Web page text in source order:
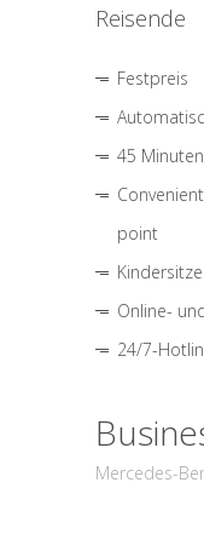
Reisende
Festpreis
45
point
Online-
24/7-
Mercedes-